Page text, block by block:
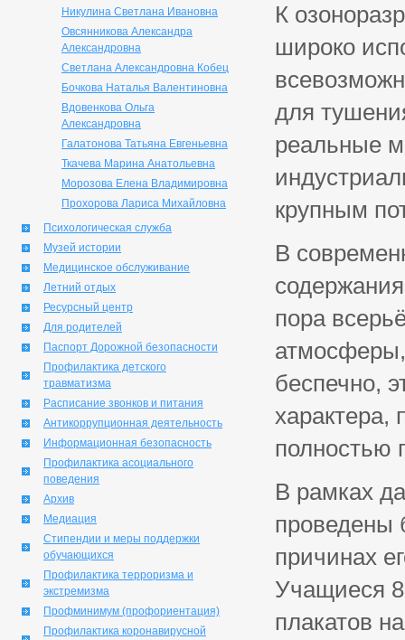
Никулина Светлана Ивановна
Овсянникова Александра
Александровна
Светлана Александровна Кобец
Бочкова Наталья Валентиновна
Вдовенкова Ольга
Александровна
Галатонова Татьяна Евгеньевна
Ткачева Марина Анатольевна
Морозова Елена Владимировна
Прохорова Лариса Михайловна
Психологическая служба
Музей истории
Медицинское обслуживание
Летний отдых
Ресурсный центр
Для родителей
Паспорт Дорожной безопасности
Профилактика детского
травматизма
Расписание звонков и питания
Антикоррупционная деятельность
Информационная безопасность
Профилактика асоциального
поведения
Архив
Медиация
Стипендии и меры поддержки
обучающихся
Профилактика терроризма и
экстремизма
Профминимум (профориентация)
Профилактика коронавирусной
К
широко
для
реальные
крупным
В
пора
беспечно,
характера,
полностью
В рамках
проведены
причинах
Учащиеся
плакатов